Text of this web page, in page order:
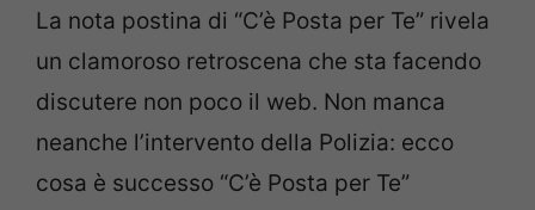
La nota postina di “C’è Posta per Te” rivela
un clamoroso retroscena che sta facendo
discutere non poco il web. Non manca
neanche l’intervento della Polizia: ecco
cosa è successo “C’è Posta per Te”